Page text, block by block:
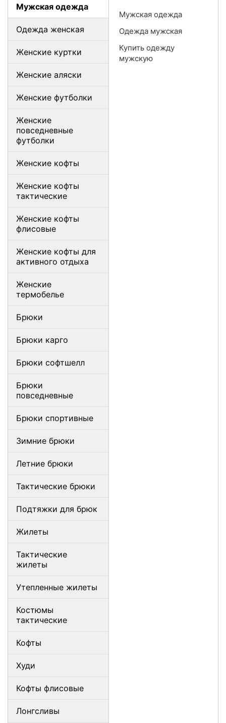
Мужская одежда
Одежда женская
Женские куртки
Женские аляски
Женские футболки
Женские
повседневные
футболки
Женские кофты
Женские кофты
тактические
Женские кофты
флисовые
Женские кофты для
активного отдыха
Женские
термобелье
Брюки
Брюки карго
Брюки софтшелл
Брюки
повседневные
Брюки спортивные
Зимние брюки
Летние брюки
Тактические брюки
Подтяжки для брюк
Жилеты
Тактические
жилеты
Утепленные жилеты
Костюмы
тактические
Кофты
Худи
Кофты флисовые
Лонгсливы
Мужская одежда
Одежда мужская
Купить одежду
мужскую